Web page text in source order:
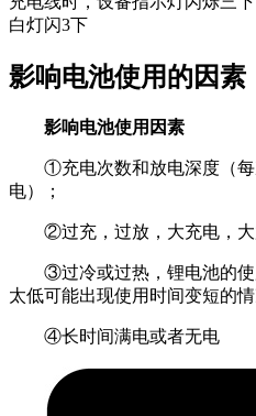
白灯闪3下
影响电池使用的因素
影响电池使用因素
①充电次数和放电深度（
电）；
②过充，过放，大充电，大
③过冷或过热，锂电池的使
太低可能出现使用时间变短的情
④长时间满电或者无电